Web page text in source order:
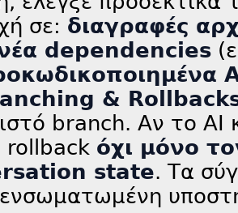
σε: διαγραφές
dependencies
&
branch. Αν το AI
rollback όχι μόνο
state. Τα